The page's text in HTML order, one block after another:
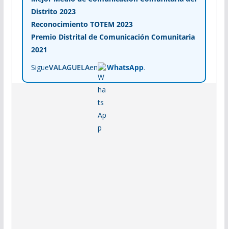
Distrito 2023
Reconocimiento TOTEM 2023
Premio Distrital de Comunicación Comunitaria
2021
SigueVALAGUELAen WhatsApp.